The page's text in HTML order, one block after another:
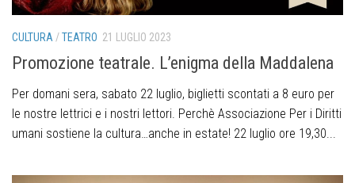
CULTURA /TEATRO 21 LUGLIO 2023
Promozione teatrale. L’enigma della Maddalena
Per domani sera, sabato 22 luglio, biglietti scontati a 8 euro per
le nostre lettrici e i nostri lettori. Perchè Associazione Per i Diritti
umani sostiene la cultura…anche in estate! 22 luglio ore 19,30...